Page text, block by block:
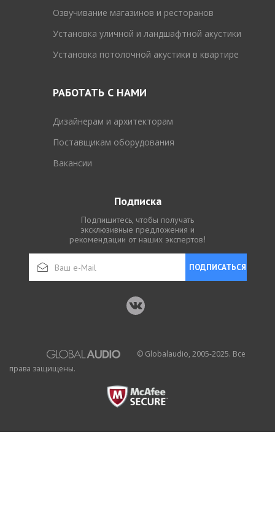
Озвучивание магазинов и ресторанов
Установка уличной и ландшафтной акустики
Установка потолочной акустики в квартире
РАБОТАТЬ С НАМИ
Дизайнерам и архитекторам
Поставщикам оборудования
Вакансии
Подписка
Подпишитесь, чтобы получать
эксклюзивные предложения и
рекомендации от наших экспертов!
ПОДПИСАТЬСЯ
© Globalaudio, 2005-2025. Все
права защищены.